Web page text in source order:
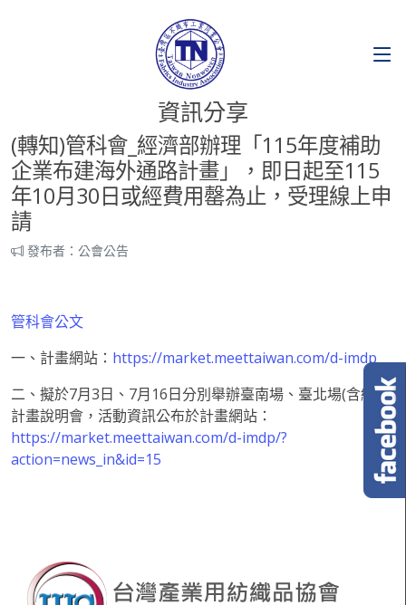
資訊分享
(轉知)管科會_經濟部辦理「115年度補助
企業布建海外通路計畫」，即日起至115
年10月30日或經費用罄為止，受理線上申
請
發布者：公會公告
管科會公文
一、計畫網站： https://market.meettaiwan.com/d-imdp
二、擬於7月3日、7月16日分別舉辦臺南場、臺北場(含線上)
計畫說明會，活動資訊公布於計畫網站：
https://market.meettaiwan.com/d-imdp/?
action=news_in&id=15